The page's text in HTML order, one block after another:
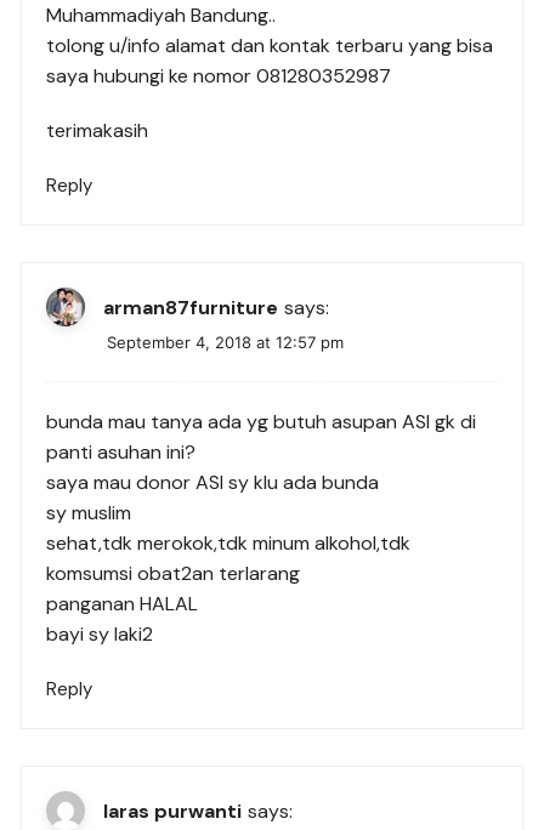
Muhammadiyah Bandung..
tolong u/info alamat dan kontak terbaru yang bisa
saya hubungi ke nomor 081280352987
terimakasih
Reply
arman87furniture says:
September 4, 2018 at 12:57 pm
bunda mau tanya ada yg butuh asupan ASI gk di
panti asuhan ini?
saya mau donor ASI sy klu ada bunda
sy muslim
sehat,tdk merokok,tdk minum alkohol,tdk
komsumsi obat2an terlarang
panganan HALAL
bayi sy laki2
Reply
laras purwanti says: